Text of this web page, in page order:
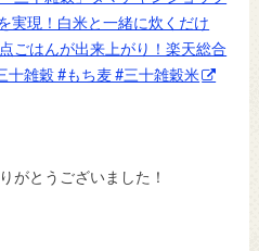
実現！白米と一緒に炊くだけ
ごはんが出来上がり！楽天総合
十雑穀 #もち麦 #三十雑穀米
がとうございました！